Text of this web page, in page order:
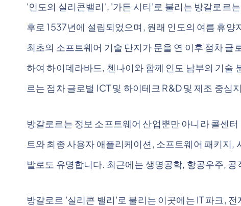
'인도의 실리콘밸리', '가든 시티'로 불리는 방갈로르
후로 1537년에 설립되었으며, 원래 인도의 여름 휴
최초의 소프트웨어 기술 단지가 문을 연 이후 점차 글
하여 하이데라바드, 첸나이와 함께 인도 남부의 기술
르는 점차 글로벌 ICT 및 하이테크 R&D 및 제조 중심
방갈로르는 정보 소프트웨어 산업뿐만 아니라 콜센
트와 최종 사용자 애플리케이션, 소프트웨어 패키지,
발로도 유명합니다. 최근에는 생명공학, 항공우주,
방갈로르 '실리콘 밸리'로 불리는 이곳에는 IT 파크,